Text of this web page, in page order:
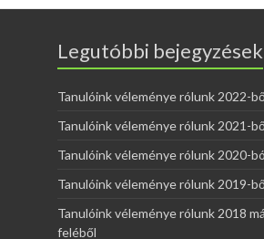
Legutóbbi bejegyzések
Tanulóink véleménye rólunk 2022-
Tanulóink véleménye rólunk 2021-
Tanulóink véleménye rólunk 2020-
Tanulóink véleménye rólunk 2019-
Tanulóink véleménye rólunk 2018
feléből